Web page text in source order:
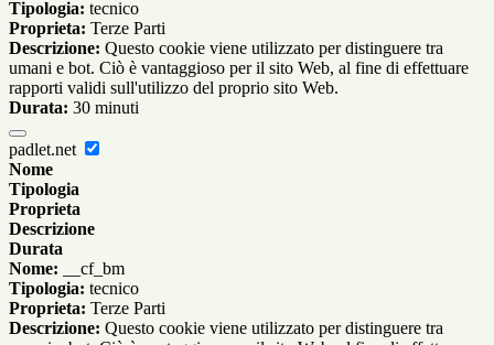
Tipologia: tecnico
Proprieta: Terze Parti
Descrizione: Questo cookie viene utilizzato per distinguere tra
umani e bot. Ciò è vantaggioso per il sito Web, al fine di effettuare
rapporti validi sull'utilizzo del proprio sito Web.
Durata: 30 minuti
padlet.net
Nome
Tipologia
Proprieta
Descrizione
Durata
Nome: __cf_bm
Tipologia: tecnico
Proprieta: Terze Parti
Descrizione: Questo cookie viene utilizzato per distinguere tra